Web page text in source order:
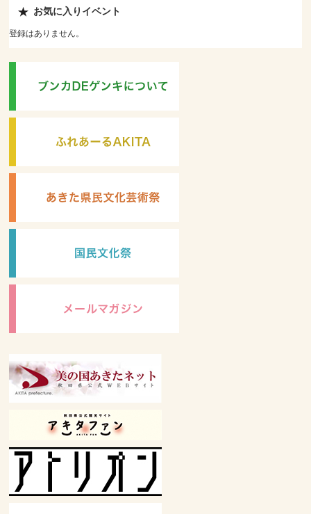
お気に入りイベント
登録はありません。